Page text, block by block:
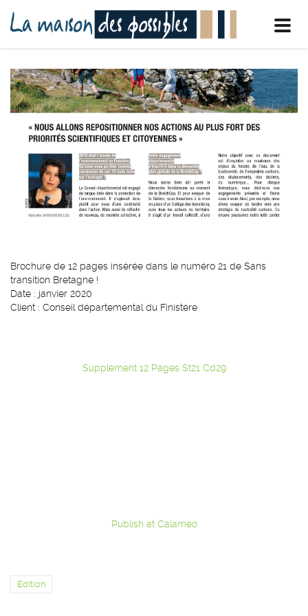
Brochure de 12 pages insérée dans le numéro 21 de Sans
transition Bretagne !
Date : janvier 2020
Client : Conseil départemental du Finistère
Supplément 12 Pages St21 Cd29
Publish at Calameo
Édition